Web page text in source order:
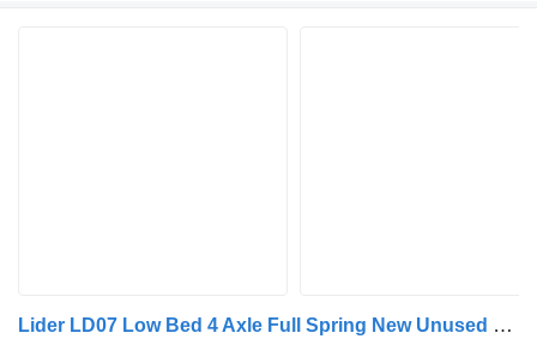
Lider LD07 Low Bed 4 Axle Full Spring New Unused 86 Ton Loading !Price